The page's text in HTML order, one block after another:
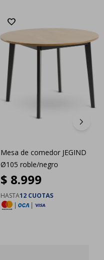
Mesa de comedor JEGIND
Ø105 roble/negro
$ 8.999
HASTA12 CUOTAS
|
|